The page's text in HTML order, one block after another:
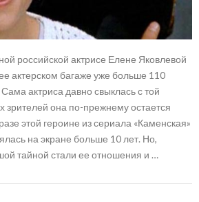
российской актрисе Елене Яковлевой
актерском багаже уже больше 110
актриса давно свыклась с той
зрителей она по-прежнему остается
этой героине из сериала «Каменская»
на экране больше 10 лет. Но,
тайной стали ее отношения и …